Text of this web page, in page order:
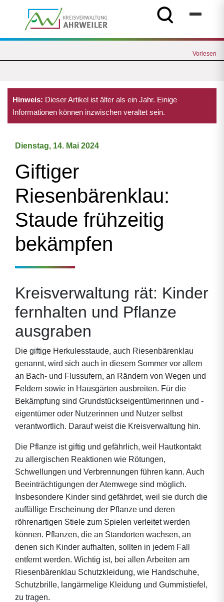
Vorlesen
Hinweis: Dieser Artikel ist älter als ein Jahr. Einige
Informationen können inzwischen veraltet sein.
Dienstag, 14. Mai 2024
Giftiger
Riesenbärenklau:
Staude frühzeitig
bekämpfen
Kreisverwaltung rät: Kinder
fernhalten und Pflanze
ausgraben
Die giftige Herkulesstaude, auch Riesenbärenklau
genannt, wird sich auch in diesem Sommer vor allem
an Bach- und Flussufern, an Rändern von Wegen und
Feldern sowie in Hausgärten ausbreiten. Für die
Bekämpfung sind Grundstückseigentümerinnen und -
eigentümer oder Nutzerinnen und Nutzer selbst
verantwortlich. Darauf weist die Kreisverwaltung hin.
Die Pflanze ist giftig und gefährlich, weil Hautkontakt
zu allergischen Reaktionen wie Rötungen,
Schwellungen und Verbrennungen führen kann. Auch
Beeinträchtigungen der Atemwege sind möglich.
Insbesondere Kinder sind gefährdet, weil sie durch die
auffällige Erscheinung der Pflanze und deren
röhrenartigen Stiele zum Spielen verleitet werden
können. Pflanzen, die an Standorten wachsen, an
denen sich Kinder aufhalten, sollten in jedem Fall
entfernt werden. Wichtig ist, bei allen Arbeiten am
Riesenbärenklau Schutzkleidung, wie Handschuhe,
Schutzbrille, langärmelige Kleidung und Gummistiefel,
zu tragen.